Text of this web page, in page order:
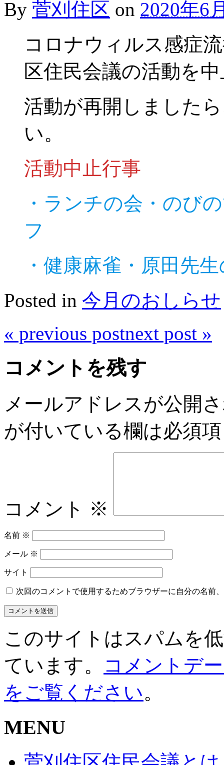
By 菅刈住区 on 2020年6
コロナウィルス感症
区住民会議の活動を
活動が再開しました
い。
活動中止行事
・ランチの会・のび
フ
・健康麻雀・原田先
Posted in 今月のおしらせ
« previous postnext post »
コメントを残す
メールアドレスが公開
が付いている欄は必須
コメント ※
名前 ※
メール ※
サイト
次回のコメントで使用するためブラウザーに自分の名前
このサイトはスパムを
ています。
コメントデ
をご覧ください。
MENU